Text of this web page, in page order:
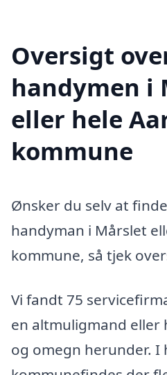
Oversigt
handymen i
eller hele
kommune
Ønsker du selv at
handyman i Mårslet
kommune, så tjek
Vi fandt 75
en altmuligmand eller
og omegn herunder. I